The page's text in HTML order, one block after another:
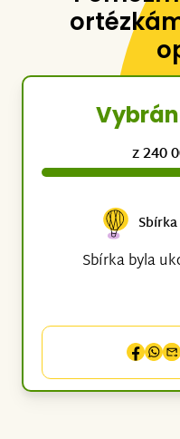
z 240
Sbírka byla